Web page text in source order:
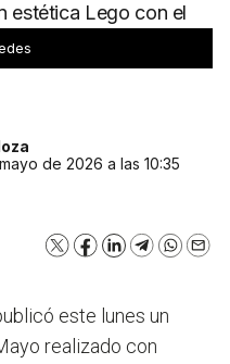
estética Lego con el
de 2026 a las 10:35
X Facebook
LinkedInTelegram
este lunes un
realizado con